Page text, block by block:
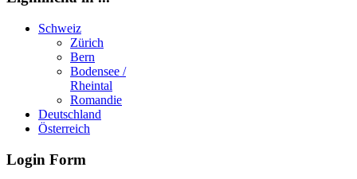
Schweiz
Zürich
Bern
Bodensee /
Rheintal
Romandie
Deutschland
Österreich
Login Form